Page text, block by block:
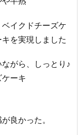
イクドチーズケ
を実現しました
がら、しっとり♪
ーキ
良かった。